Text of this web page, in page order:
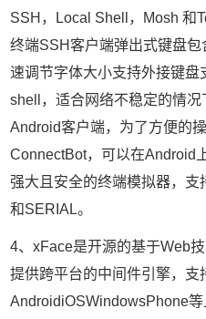
SSH，Local Shell，Mosh 和
终端SSH客户端弹出式键盘
速调节字体大小支持外接键
shell，适合网络不稳定的情
Android客户端，为了方便的
ConnectBot，可以在Android
强大且安全的终端模拟器，
和SERIAL。
4、xFace是开源的基于Web
提供跨平台的中间件引擎，支
AndroidiOSWindowsPhone